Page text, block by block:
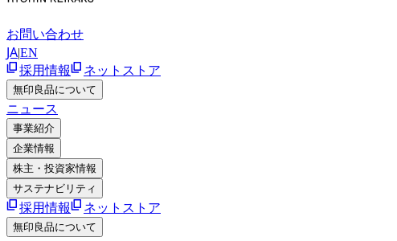
お問い合わせ
JA|EN
採用情報 ネットストア
無印良品について
ニュース
事業紹介
企業情報
株主・投資家情報
サステナビリティ
採用情報 ネットストア
無印良品について